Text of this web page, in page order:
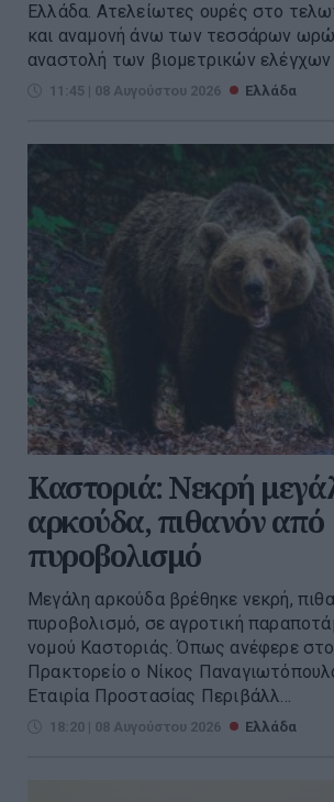
Ελλάδα. Ατελείωτες ουρές στο
και αναμονή άνω των τεσσάρων
αναστολή των βιομετρικών ελέγχων
11:45 | 08 Αυγούστου 2026 Ελλάδα
Καστοριά: Νεκρή
αρκούδα, πιθανόν από
πυροβολισμό
Μεγάλη αρκούδα βρέθηκε νεκρή,
πυροβολισμό, σε αγροτική
νομού Καστοριάς. Όπως ανέφερε
Πρακτορείο ο Νίκος
Εταιρία Προστασίας Περιβάλλ...
18:20 | 08 Αυγούστου 2026 Ελλάδα